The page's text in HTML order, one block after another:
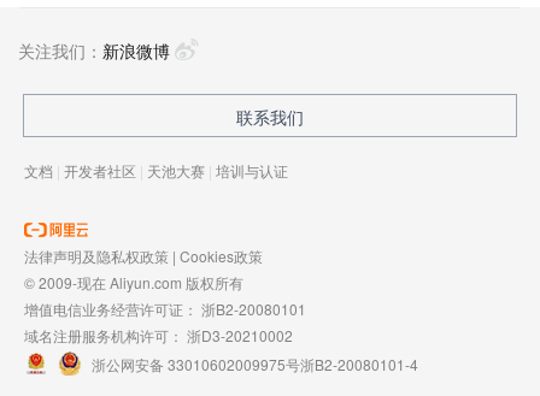
关注我们： 新浪微博
联系我们
文档 | 开发者社区 | 天池大赛 | 培训与认证
法律声明及隐私权政策 | Cookies政策
© 2009-现在 Aliyun.com 版权所有
增值电信业务经营许可证： 浙B2-20080101
域名注册服务机构许可： 浙D3-20210002
浙公网安备 33010602009975号浙B2-20080101-4